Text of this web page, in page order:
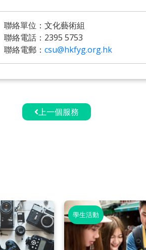
聯絡單位：文化藝術組
聯絡電話：2395 5753
聯絡電郵： csu@hkfyg.org.hk
上一個服務
學生活動